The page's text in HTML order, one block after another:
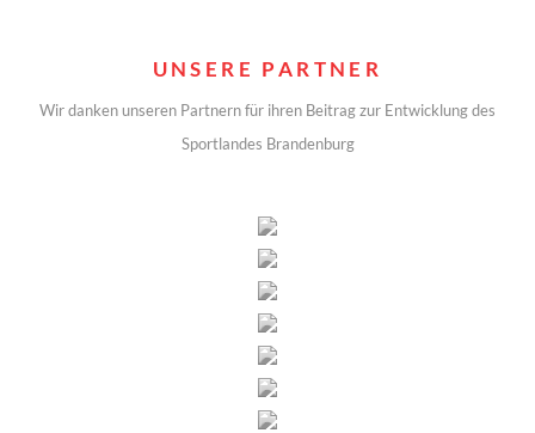
UNSERE PARTNER
Wir danken unseren Partnern für ihren Beitrag zur Entwicklung des
Sportlandes Brandenburg